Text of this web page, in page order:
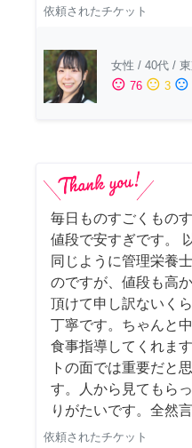
依頼されたチケット
女性 / 40代 /
sentiment_satisfied 76 sentiment_neutral 3 sentiment_dissatisfied
毎日ものすごくもの
値段で安すぎです。
同じように管理栄養
のですが、値段も高
頂けて申し訳ないく
丁寧です。ちゃんと
食事指導してくれま
トの面では重要だと
す。人から見てもら
りがたいです。全然
依頼されたチケット